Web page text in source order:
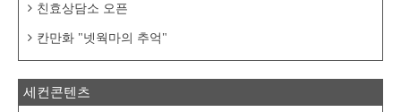
친효상담소 오픈
칸만화 "넷웍마의 추억"
세컨콘텐츠